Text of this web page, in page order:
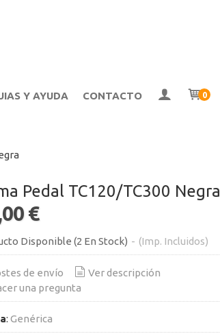
Y AYUDA CONTACTO 0
Pedal TC120/TC300 Negra
€
Disponible (2 En Stock) - (Imp. Incluidos)
de envío
Ver descripción
una pregunta
: Genérica